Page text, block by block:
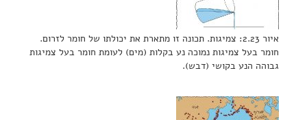
איור 2.23: צמיגות. תכונה זו מתארת את יכולתו של חומר לזרום.
חומר בעל צמיגות נמוכה נע בקלות (מים) לעומת חומר בעל צמיגות
גבוהה הנע בקושי (דבש).